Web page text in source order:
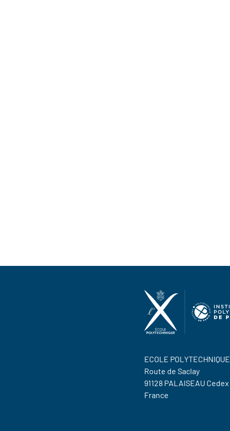
ECOLE POLYTECHNIQUE
Route de Saclay
91128 PALAISEAU Cedex
France